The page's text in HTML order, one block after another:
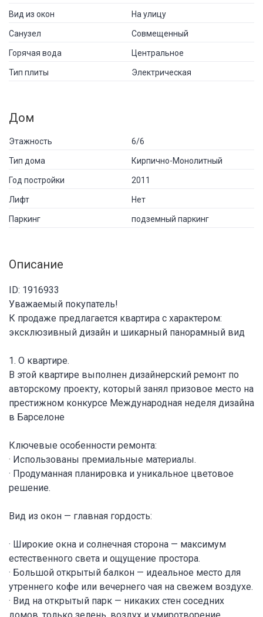
Вид из окон На улицу
Санузел Совмещенный
Горячая вода Центральное
Тип плиты Электрическая
Дом
Этажность 6/6
Тип дома Кирпично-Монолитный
Год постройки 2011
Лифт Нет
Паркинг подземный паркинг
Описание
ID: 1916933
Уважаемый покупатель!
К продаже предлагается квартира с характером:
эксклюзивный дизайн и шикарный панорамный вид
1. О квартире.
В этой квартире выполнен дизайнерский ремонт по
авторскому проекту, который занял призовое место на
престижном конкурсе Международная неделя дизайна
в Барселоне
Ключевые особенности ремонта:
· Использованы премиальные материалы.
· Продуманная планировка и уникальное цветовое
решение.
Вид из окон — главная гордость:
· Широкие окна и солнечная сторона — максимум
естественного света и ощущение простора.
· Большой открытый балкон — идеальное место для
утреннего кофе или вечернего чая на свежем воздухе.
· Вид на открытый парк — никаких стен соседних
домов, только зелень, воздух и умиротворение